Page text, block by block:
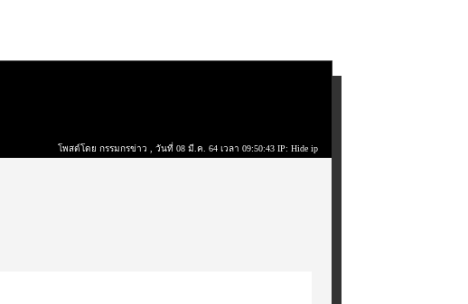
โพสต์โดย กรรมกรข่าว , วันที่ 08 มี.ค. 64 เวลา 09:50:43 IP: Hide ip